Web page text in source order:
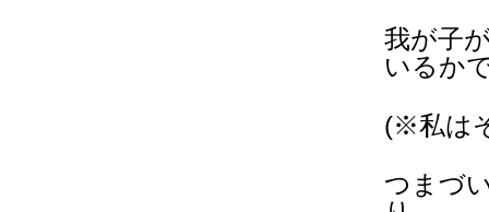
我が子
いるか
(※私は
つまづ